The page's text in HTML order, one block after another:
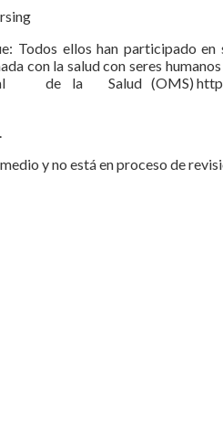
Todos ellos han participado
con la salud con seres
(OMS) https://cioms.ch/
y no está en proceso de